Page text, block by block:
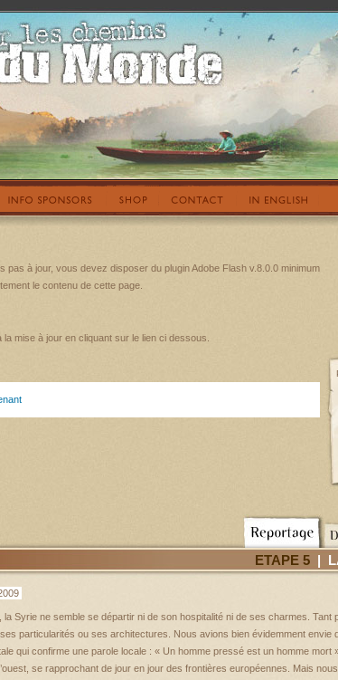
pas à jour, vous devez disposer du plugin Adobe Flash v.8.0.0 minimum
le contenu de cette page.
mise à jour en cliquant sur le lien ci dessous.
ETAPE 5 |
la Syrie ne semble se départir ni de son hospitalité ni de ses charmes. Tant
particularités ou ses architectures. Nous avions bien évidemment envie
qui confirme une parole locale : « Un homme pressé est un homme mort
se rapprochant de jour en jour des frontières européennes. Mais